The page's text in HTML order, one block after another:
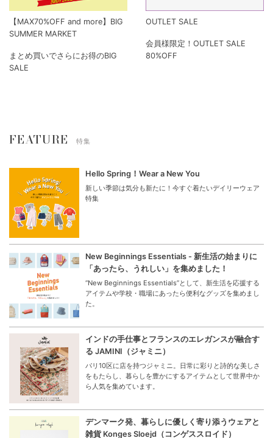
【MAX70%OFF and more】BIG
SUMMER MARKET
まとめ買いでさらにお得のBIG
SALE
OUTLET SALE
会員様限定！OUTLET SALE
80%OFF
FEATURE 特集
Hello Spring！Wear a New You
新しい季節は気分も新たに！今すぐ着たいデイリーウェア
特集
New Beginnings Essentials - 新生活の始まりに
「あったら、うれしい」を集めました！
“New Beginnings Essentials”として、新生活を応援する
アイテムや学校・職場にあったら便利なグッズを集めまし
た。
インドの手仕事とフランスのエレガンスが融合す
る JAMINI（ジャミニ）
パリ10区に店を持つジャミニ。日常に彩りと詩的な美しさ
をもたらし、暮らしを豊かにするアイテムとして世界中か
ら人気を集めています。
デンマーク発、暮らしに優しく寄り添うウェアと
雑貨 Konges Sloejd（コンゲススロイド）